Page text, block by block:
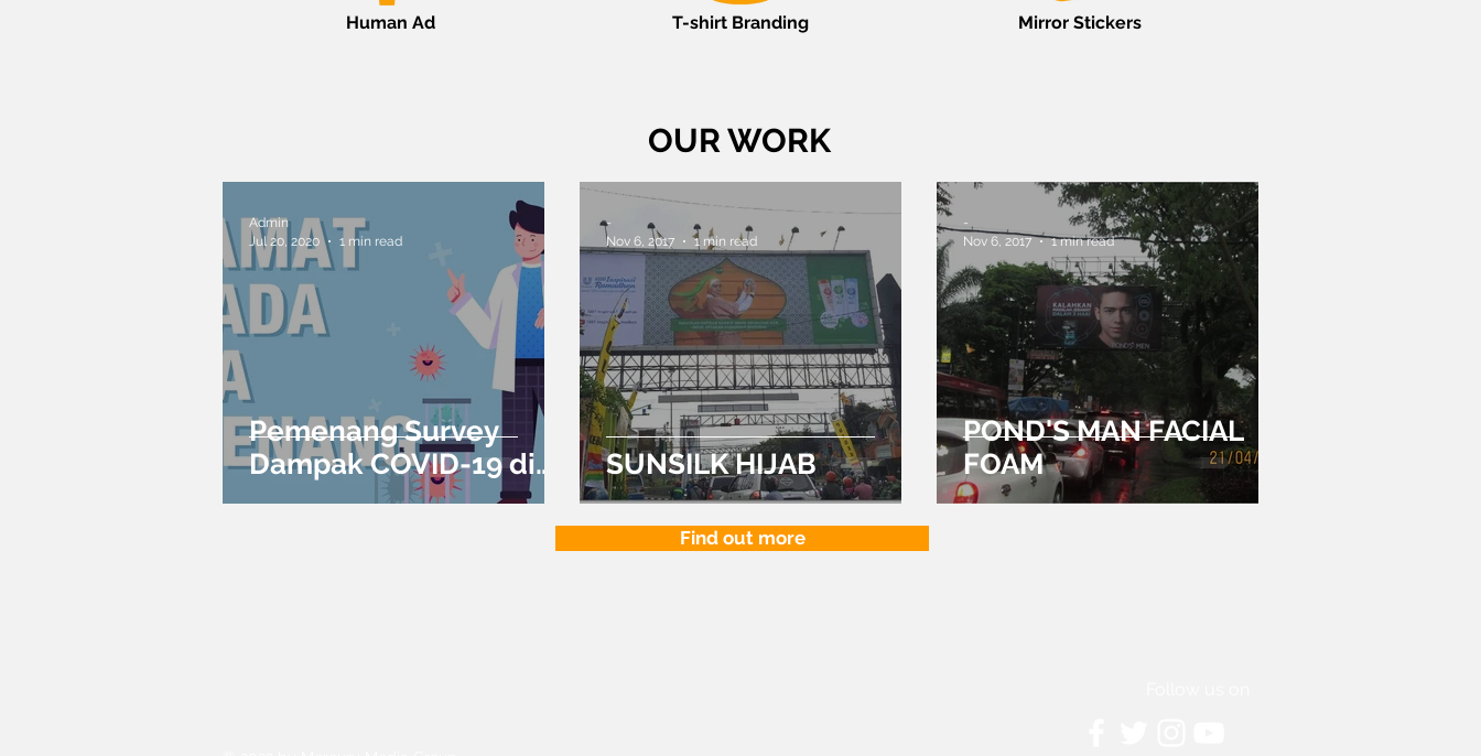
Human Ad T-shirt Branding Mirror Stickers
OUR WORK
Pemenang Survey
Dampak COVID-19 di
Jawa Timur
Admin
Jul 20, 2020
1 min read
SUNSILK HIJAB
-
Nov 6, 2017
1 min read
POND'S MAN FACIAL
FOAM
-
Nov 6, 2017
1 min read
Find out more